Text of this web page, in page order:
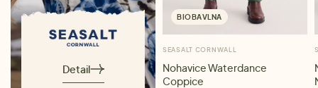
Detail
BIOBAVLNA
SEASALT CORNWALL
Nohavice Waterdance
Coppice